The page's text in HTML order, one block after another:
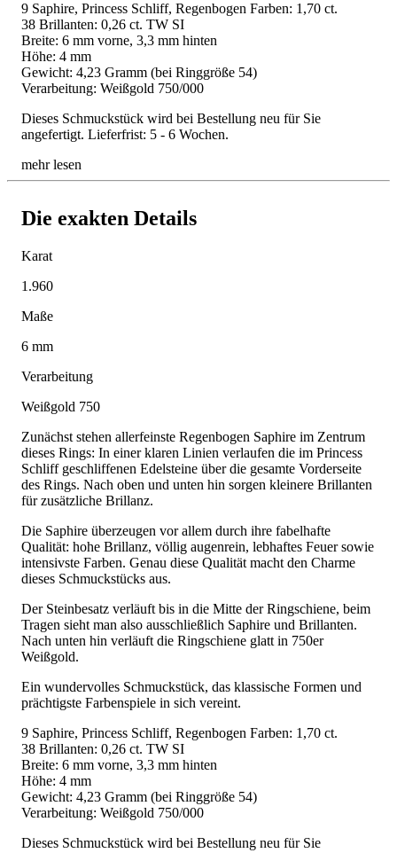
9 Saphire, Princess Schliff, Regenbogen Farben: 1,70 ct.
38 Brillanten: 0,26 ct. TW SI
Breite: 6 mm vorne, 3,3 mm hinten
Höhe: 4 mm
Gewicht: 4,23 Gramm (bei Ringgröße 54)
Verarbeitung: Weißgold 750/000
Dieses Schmuckstück wird bei Bestellung neu für Sie
angefertigt. Lieferfrist: 5 - 6 Wochen.
mehr lesen
Die exakten Details
Karat
1.960
Maße
6 mm
Verarbeitung
Weißgold 750
Zunächst stehen allerfeinste Regenbogen Saphire im Zentrum
dieses Rings: In einer klaren Linien verlaufen die im Princess
Schliff geschliffenen Edelsteine über die gesamte Vorderseite
des Rings. Nach oben und unten hin sorgen kleinere Brillanten
für zusätzliche Brillanz.
Die Saphire überzeugen vor allem durch ihre fabelhafte
Qualität: hohe Brillanz, völlig augenrein, lebhaftes Feuer sowie
intensivste Farben. Genau diese Qualität macht den Charme
dieses Schmuckstücks aus.
Der Steinbesatz verläuft bis in die Mitte der Ringschiene, beim
Tragen sieht man also ausschließlich Saphire und Brillanten.
Nach unten hin verläuft die Ringschiene glatt in 750er
Weißgold.
Ein wundervolles Schmuckstück, das klassische Formen und
prächtigste Farbenspiele in sich vereint.
9 Saphire, Princess Schliff, Regenbogen Farben: 1,70 ct.
38 Brillanten: 0,26 ct. TW SI
Breite: 6 mm vorne, 3,3 mm hinten
Höhe: 4 mm
Gewicht: 4,23 Gramm (bei Ringgröße 54)
Verarbeitung: Weißgold 750/000
Dieses Schmuckstück wird bei Bestellung neu für Sie